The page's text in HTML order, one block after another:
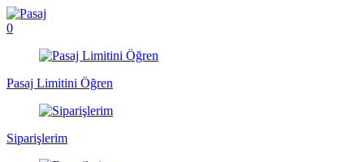
0
Pasaj Limitini Öğren
Siparişlerim